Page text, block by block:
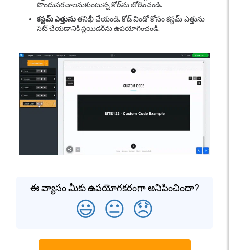
పొందుపరచాలనుకుంటున్న కోడ్‌ను జోడించండి.
కస్టమ్ ఎత్తునుతనిఖీ చేయండి. కోడ్ విండో కోసం కస్టమ్ ఎత్తును
సెట్ చేయడానికి స్లయిడర్‌ను ఉపయోగించండి.
ఈ వ్యాసం మీకు ఉపయోగకరంగా అనిపించిందా?
😃 😐 😞